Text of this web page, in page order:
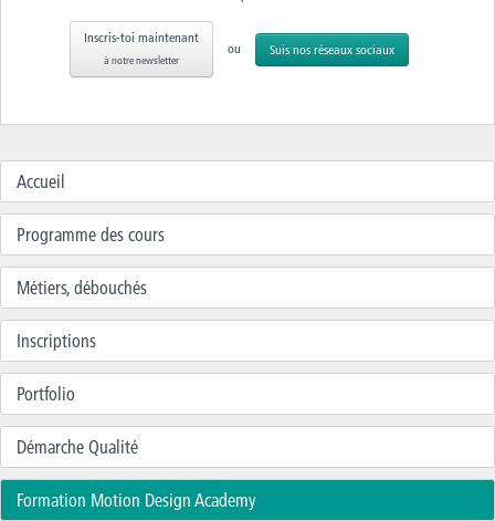
Inscris-toi maintenant
à notre newsletter
ou Suis nos réseaux sociaux
Accueil
Programme des cours
Métiers, débouchés
Inscriptions
Portfolio
Démarche Qualité
Formation Motion Design Academy